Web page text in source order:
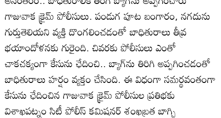
గాజువాక క్రైమ్ పోలీసులు. పండుగ పూట బంగారం, నగదును
గుర్తుతెలియని వ్యక్తి దొంగలించడంతో బాధితురాలు తీవ్ర
భయాందోళనకు గురైంది. చివరకు పోలీసులు ఎంతో
చాకచక్యంగా కేసును ఛేదించి.. బ్యాగ్‌ను తిరిగి అప్పగించడంతో
బాధితురాలు హర్షం వ్యక్తం చేసింది. ఈ విధంగా సమర్థవంతంగా
కేసును ఛేదించిన గాజువాక క్రైమ్ పోలీసుల ప్రతిభకు
విశాఖపట్నం సిటీ పోలీస్ కమిషనర్ శంఖబ్రత బాగ్చి